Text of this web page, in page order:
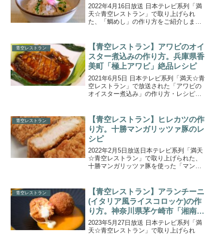
2022年4月16日放送 日本テレビ系列「満
天☆青空レストラン」で取り上げられ
た、「鯛めし」の作り方をご紹介しま
育つ生姜真鯛は、驚くほど臭みが少なく
脂乗り抜群！肉厚ぷり...
青空レストラン
【青空レストラン】アワビのオイ
スター煮込みの作り方。兵庫県香
美町「極上アワビ」絶品レシピ
2021年6月5日 日本テレビ系列「満天☆青
空レストラン」で放送された「アワビの
オイスター煮込み」の作り方・レシピを
ミネラルと旨味を含んだ昆布をエサに育
てられていま...
青空レストラン
【青空レストラン】ヒレカツの作
り方。十勝マンガリッツァ豚のレ
シピ
2022年2月5日放送日本テレビ系列「満天
☆青空レストラン」で取り上げられた、
十勝マンガリッツァ豚を使った「マンガ
道中川郡幕別町で育つ『十勝ロイヤルマ
ンガリッツァ豚』で...
青空レストラン
【青空レストラン】アランチーニ
(イタリア風ライスコロッケ)の作
り方。神奈川県茅ケ崎市「湘南ポ
モロン」。
2023年5月27日放送 日本テレビ系列「満
天☆青空レストラン」で取り上げられ